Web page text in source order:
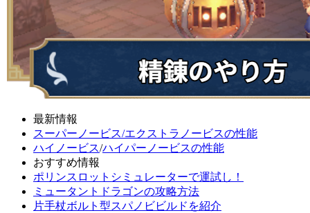
最新情報
スーパーノービス/エクストラノービスの性能
ハイノービス/ハイパーノービスの性能
おすすめ情報
ポリンスロットシミュレーターで運試し！
ミュータントドラゴンの攻略方法
片手杖ボルト型スパノビビルドを紹介